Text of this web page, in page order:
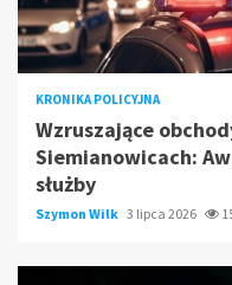
KRONIKA POLICYJNA
Wzruszające
Siemianowicach:
służby
Szymon Wilk 3 lipca 2026